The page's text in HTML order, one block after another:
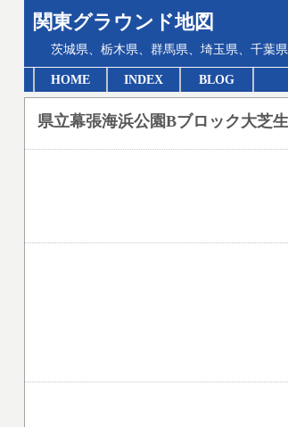
関東グラウンド地図
茨城県、栃木県、群馬県、埼玉県、千葉
HOME INDEX BLOG
県立幕張海浜公園Bブロック大芝